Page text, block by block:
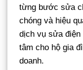
từng bước sửa
chóng và hiệu
dịch vụ sửa điện
tâm cho hộ gia
doanh.